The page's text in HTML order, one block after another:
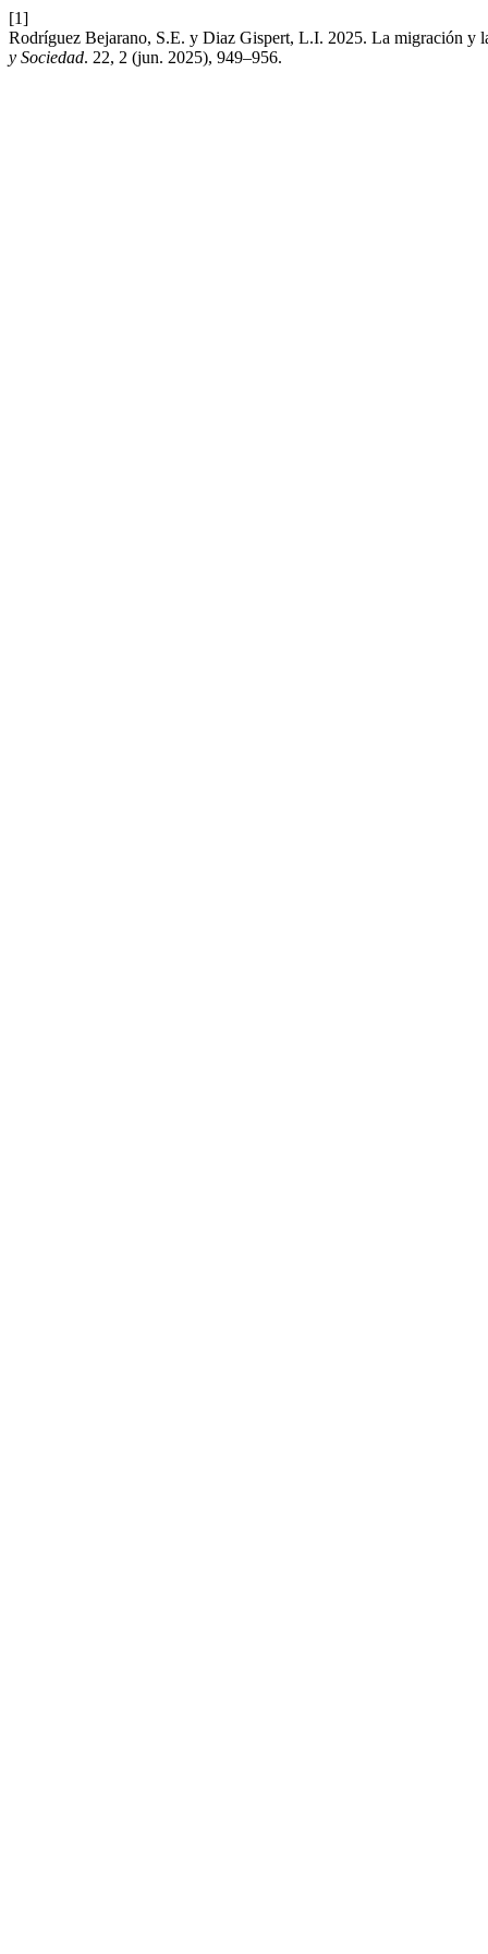
[1]
Rodríguez Bejarano, S.E. y Diaz Gispert, L.I. 2025. La migración y
y Sociedad. 22, 2 (jun. 2025), 949–956.